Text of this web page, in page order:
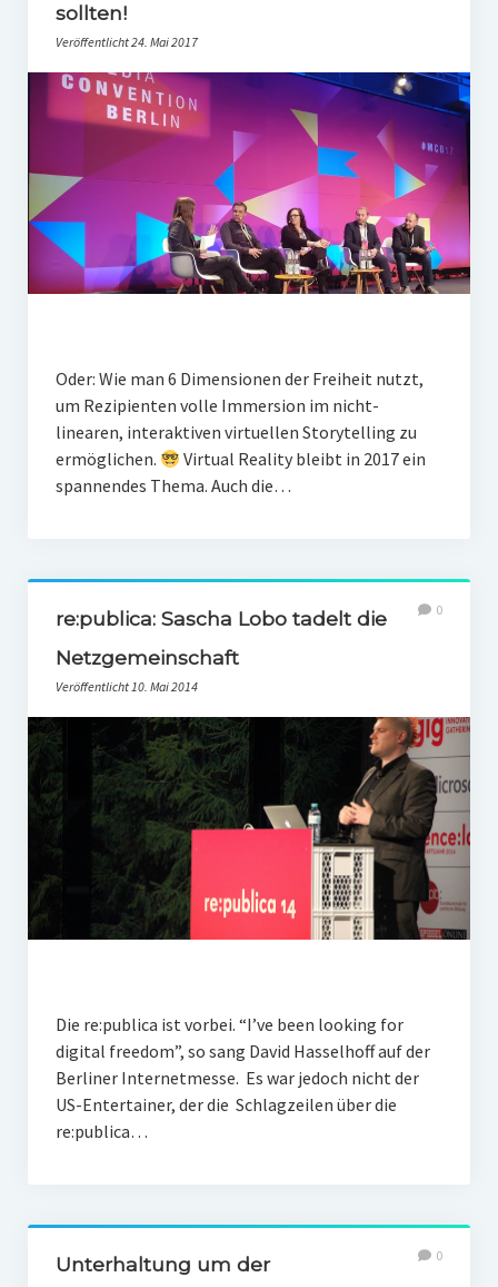
sollten!
Veröffentlicht 24. Mai 2017
Oder: Wie man 6 Dimensionen der Freiheit nutzt,
um Rezipienten volle Immersion im nicht-
linearen, interaktiven virtuellen Storytelling zu
ermöglichen.
Virtual Reality bleibt in 2017 ein
spannendes Thema. Auch die…
re:publica: Sascha Lobo tadelt die
Netzgemeinschaft
Veröffentlicht 10. Mai 2014
0
Die re:publica ist vorbei. “I’ve been looking for
digital freedom”, so sang David Hasselhoff auf der
Berliner Internetmesse. Es war jedoch nicht der
US-Entertainer, der die Schlagzeilen über die
re:publica…
Unterhaltung um der 0